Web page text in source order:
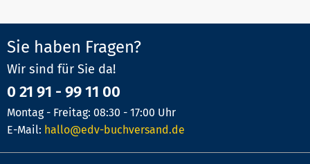
Sie haben Fragen?
Wir sind für Sie da!
0 21 91 - 99 11 00
Montag - Freitag: 08:30 - 17:00 Uhr
E-Mail: hallo@edv-buchversand.de